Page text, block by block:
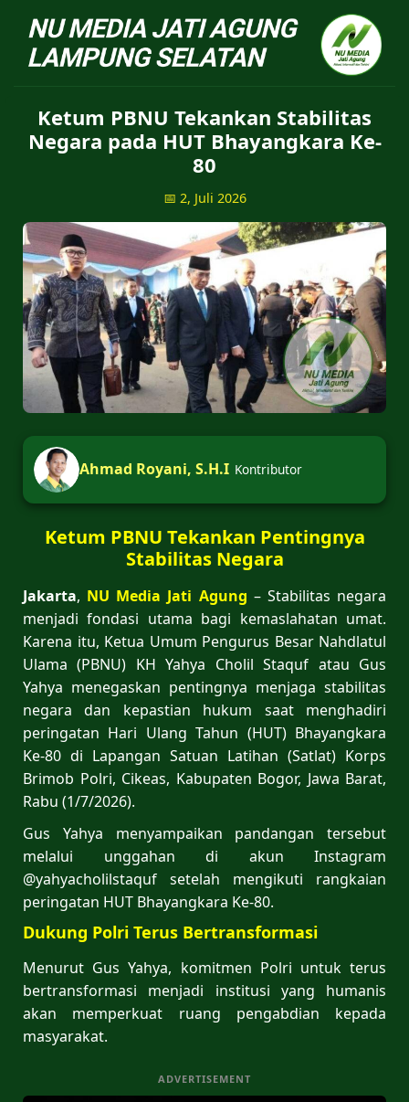
NU Jatiagung - Situs
Ketum PBNU Tekankan Stabilitas
Negara pada HUT Bhayangkara Ke-
80
📅 2, Juli 2026
Ahmad Royani, S.H.I Kontributor
Ketum PBNU Tekankan Pentingnya
Stabilitas Negara
Jakarta, NU Media Jati Agung – Stabilitas negara
menjadi fondasi utama bagi kemaslahatan umat.
Karena itu, Ketua Umum Pengurus Besar Nahdlatul
Ulama (PBNU) KH Yahya Cholil Staquf atau Gus
Yahya menegaskan pentingnya menjaga stabilitas
negara dan kepastian hukum saat menghadiri
peringatan Hari Ulang Tahun (HUT) Bhayangkara
Ke-80 di Lapangan Satuan Latihan (Satlat) Korps
Brimob Polri, Cikeas, Kabupaten Bogor, Jawa Barat,
Rabu (1/7/2026).
Gus Yahya menyampaikan pandangan tersebut
melalui unggahan di akun Instagram
@yahyacholilstaquf setelah mengikuti rangkaian
peringatan HUT Bhayangkara Ke-80.
Dukung Polri Terus Bertransformasi
Menurut Gus Yahya, komitmen Polri untuk terus
bertransformasi menjadi institusi yang humanis
akan memperkuat ruang pengabdian kepada
masyarakat.
ADVERTISEMENT